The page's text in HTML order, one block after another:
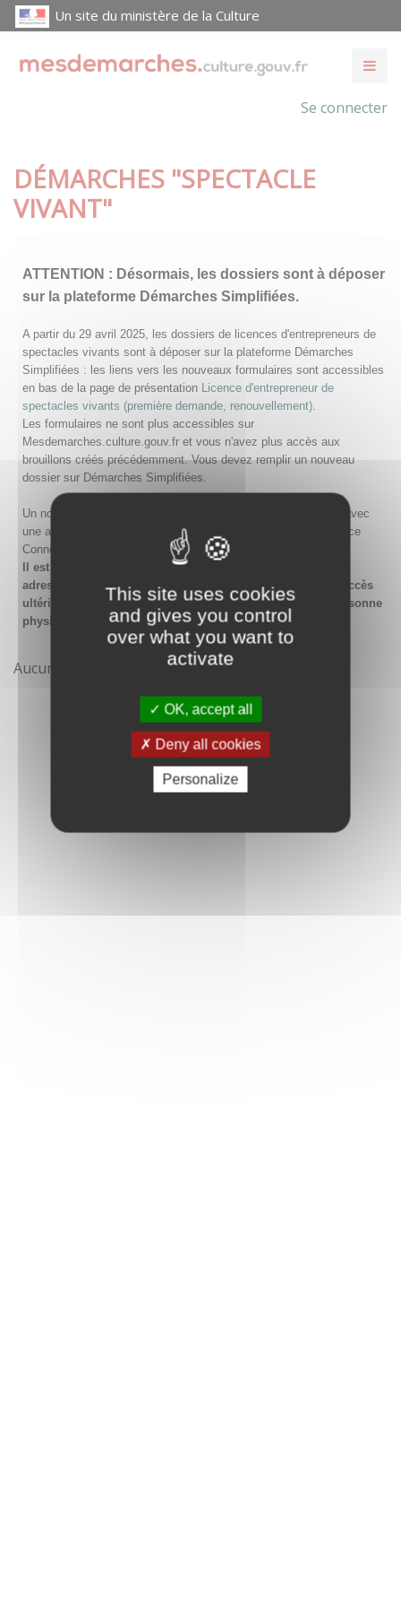
This site uses cookies
and gives you control
over what you want to
activate
OK, accept all
Deny all cookies
Personalize
Un site du ministère de la Culture
Se connecter
DÉMARCHES "SPECTACLE
VIVANT"
ATTENTION : Désormais, les dossiers sont à déposer
sur la plateforme Démarches Simplifiées.
A partir du 29 avril 2025, les dossiers de licences d'entrepreneurs de
spectacles vivants sont à déposer sur la plateforme Démarches
Simplifiées : les liens vers les nouveaux formulaires sont accessibles
en bas de la page de présentation Licence d'entrepreneur de
spectacles vivants (première demande, renouvellement).
Les formulaires ne sont plus accessibles sur
Mesdemarches.culture.gouv.fr et vous n'avez plus accès aux
brouillons créés précédemment. Vous devez remplir un nouveau
dossier sur Démarches Simplifiées.
Un nouveau compte doit être créé sur Démarches Simplifiées avec
une adresse email et un mot de passe, ou en passant par France
Connect.
Il est conseillé lors de la création du compte de saisir une
adresse email générique de l'organisme afin de garantir l'accès
ultérieur au compte même en cas de changement de la personne
physique gestionnaire.
Aucune démarche pour le moment